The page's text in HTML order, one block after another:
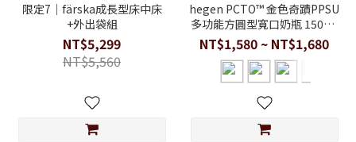
限定7｜färska成長型床中床
+外出袋組
NT$5,299
NT$5,560
hegen PCTO™ 金色奇蹟PPSU
多功能方圓型寬口奶瓶 150ml
(雙瓶組)
NT$1,580 ~ NT$1,680